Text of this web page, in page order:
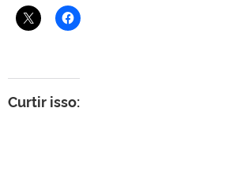
Curtir isso: